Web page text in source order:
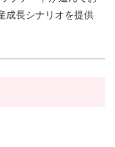
成長シナリオを提供